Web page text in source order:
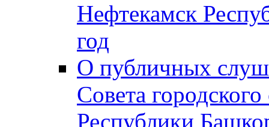
Нефтекамск
год
О публичных
Совета
Республики